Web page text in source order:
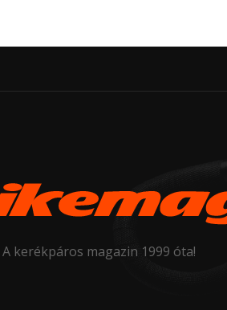
A kerékpáros magazin 1999 óta!